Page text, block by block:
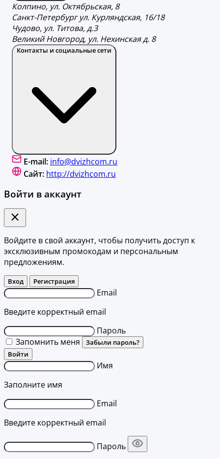
Колпино, ул. Октябрьская, 8
Санкт-Петербург ул. Курляндская, 16/18
Чудово, ул. Титова, д.3
Великий Новгород, ул. Нехинская д. 8
Контакты и социальные сети
E-mail: info@dvizhcom.ru
Сайт: http://dvizhcom.ru
Войти в аккаунт
Войдите в свой аккаунт, чтобы получить доступ к
эксклюзивным промокодам и персональным
предложениям.
Вход Регистрация
Email
Введите корректный email
Пароль
Запомнить меня
Забыли пароль?
Войти
Имя
Заполните имя
Email
Введите корректный email
Пароль